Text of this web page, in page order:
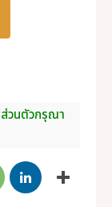
วนตัวกรุณา